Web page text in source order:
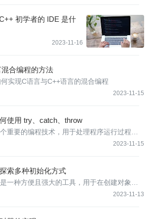
初学者的 IDE 是什
2023-11-16
合编程的方法
2023-11-15
实现C语言与C++语言的混合编程
使用 try、catch、throw
2023-11-15
重要的编程技术，用于处理程序运行过程中
通过使用try、catch和throw关键字，可以更
索多种初始化方式
2023-11-13
一种方便且强大的工具，用于在创建对象时
化列表在C++中广泛应用于各种类型的对